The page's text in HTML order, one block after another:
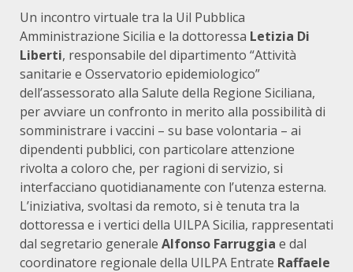
Un incontro virtuale tra la Uil Pubblica
Amministrazione Sicilia e la dottoressa Letizia Di
Liberti, responsabile del dipartimento “Attività
sanitarie e Osservatorio epidemiologico”
dell’assessorato alla Salute della Regione Siciliana,
per avviare un confronto in merito alla possibilità di
somministrare i vaccini – su base volontaria – ai
dipendenti pubblici, con particolare attenzione
rivolta a coloro che, per ragioni di servizio, si
interfacciano quotidianamente con l’utenza esterna.
L’iniziativa, svoltasi da remoto, si è tenuta tra la
dottoressa e i vertici della UILPA Sicilia, rappresentati
dal segretario generale Alfonso Farruggia e dal
coordinatore regionale della UILPA Entrate Raffaele